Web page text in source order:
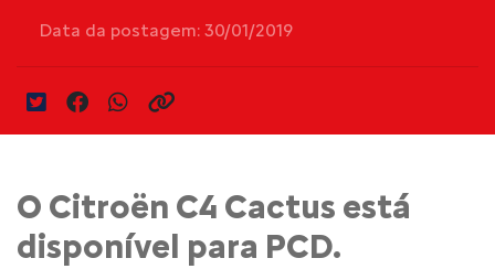
Data da postagem: 30/01/2019
O Citroën C4 Cactus está
disponível para PCD.